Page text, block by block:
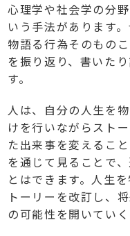
心理学や社会学の分
いう手法があります
物語る行為そのもの
を振り返り、書いた
す。
人は、自分の人生を
けを行いながらスト
た出来事を変えるこ
を通じて見ることで
とはできます。人生
トーリーを改訂し、
の可能性を開いていく